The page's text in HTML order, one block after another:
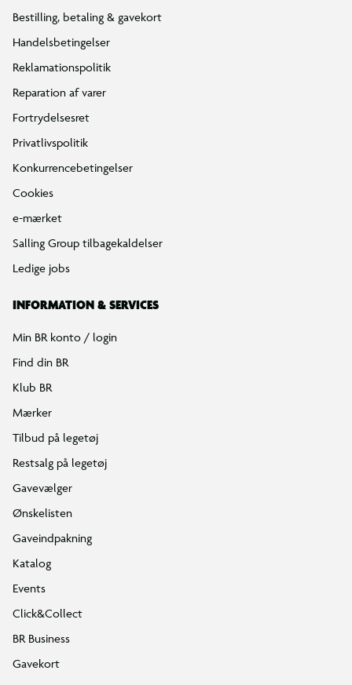
Bestilling, betaling & gavekort
Handelsbetingelser
Reklamationspolitik
Reparation af varer
Fortrydelsesret
Privatlivspolitik
Konkurrencebetingelser
Cookies
e-mærket
Salling Group tilbagekaldelser
Ledige jobs
INFORMATION & SERVICES
Min BR konto / login
Find din BR
Klub BR
Mærker
Tilbud på legetøj
Restsalg på legetøj
Gavevælger
Ønskelisten
Gaveindpakning
Katalog
Events
Click&Collect
BR Business
Gavekort